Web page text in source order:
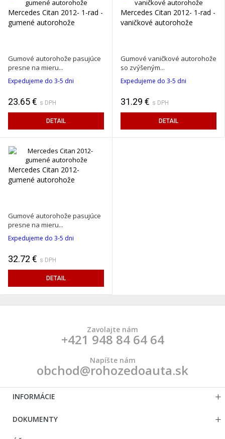
Mercedes Citan 2012- 1-rad -
gumené autorohože
Gumové autorohože pasujúce
presne na mieru...
Expedujeme do 3-5 dni
23.65 € s DPH
DETAIL
Mercedes Citan 2012- 1-rad -
vaničkové autorohože
Gumové vaničkové autorohože
so zvýšeným...
Expedujeme do 3-5 dni
31.29 € s DPH
DETAIL
Mercedes Citan 2012-
gumené autorohože
Gumové autorohože pasujúce
presne na mieru...
Expedujeme do 3-5 dni
32.72 € s DPH
DETAIL
Zavolajte nám
+421 948 84 64 64
Napíšte nám
obchod@rohozedoauta.sk
INFORMÁCIE
DOKUMENTY